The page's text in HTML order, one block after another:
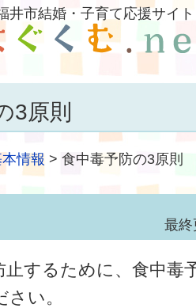
井市結婚・子育て応援サイト
3原則
情報 > 食中毒予防の3原則
最終
止するために、食中毒
い。
急連絡先